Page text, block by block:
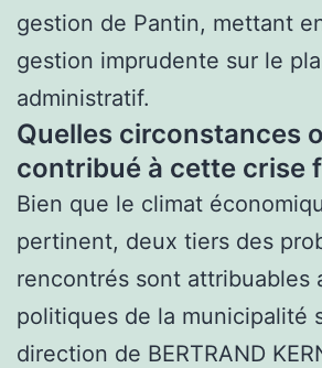
gestion de Pantin, mettant
gestion imprudente sur le
administratif.
Quelles circonstances
contribué à cette crise
Bien que le climat
pertinent, deux tiers des
rencontrés sont attribuables
politiques de la municipalité
direction de BERTRAND